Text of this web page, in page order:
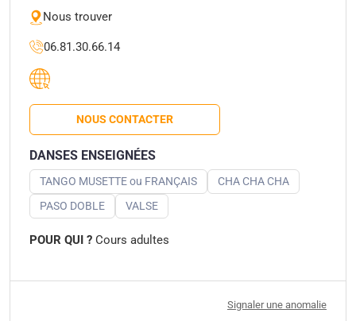
Nous trouver
06.81.30.66.14
NOUS CONTACTER
DANSES ENSEIGNÉES
TANGO MUSETTE ou FRANÇAIS
CHA CHA CHA
PASO DOBLE
VALSE
POUR QUI ? Cours adultes
Signaler une anomalie